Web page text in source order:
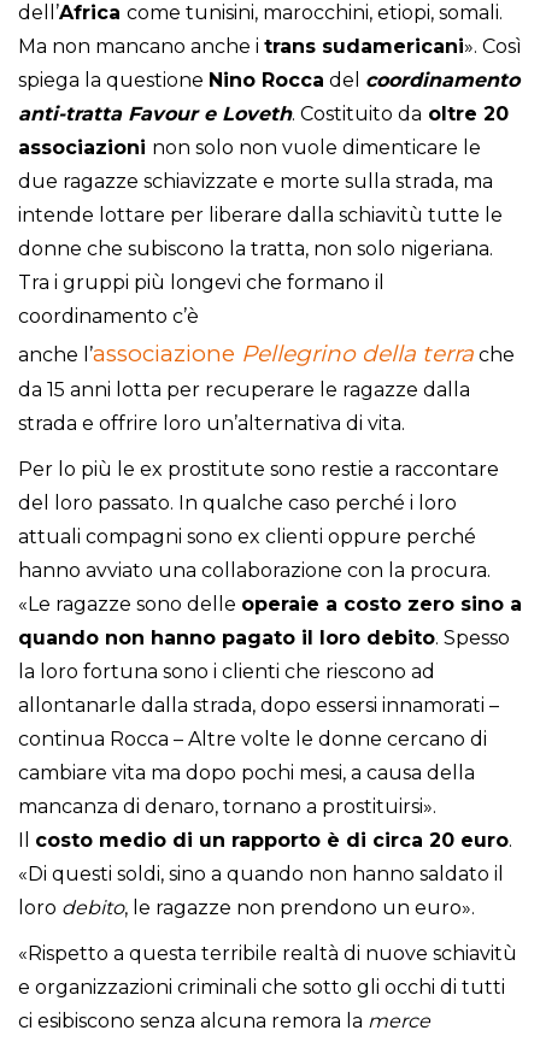
dell’Africa come tunisini, marocchini, etiopi, somali.
Ma non mancano anche i trans sudamericani». Così
spiega la questione Nino Rocca del coordinamento
anti-tratta Favour e Loveth. Costituito da oltre 20
associazioni non solo non vuole dimenticare le
due ragazze schiavizzate e morte sulla strada, ma
intende lottare per liberare dalla schiavitù tutte le
donne che subiscono la tratta, non solo nigeriana.
Tra i gruppi più longevi che formano il
coordinamento c’è
anche l’associazione Pellegrino della terra che
da 15 anni lotta per recuperare le ragazze dalla
strada e offrire loro un’alternativa di vita.
Per lo più le ex prostitute sono restie a raccontare
del loro passato. In qualche caso perché i loro
attuali compagni sono ex clienti oppure perché
hanno avviato una collaborazione con la procura.
«Le ragazze sono delle operaie a costo zero sino a
quando non hanno pagato il loro debito. Spesso
la loro fortuna sono i clienti che riescono ad
allontanarle dalla strada, dopo essersi innamorati –
continua Rocca – Altre volte le donne cercano di
cambiare vita ma dopo pochi mesi, a causa della
mancanza di denaro, tornano a prostituirsi».
Il costo medio di un rapporto è di circa 20 euro.
«Di questi soldi, sino a quando non hanno saldato il
loro debito, le ragazze non prendono un euro».
«Rispetto a questa terribile realtà di nuove schiavitù
e organizzazioni criminali che sotto gli occhi di tutti
ci esibiscono senza alcuna remora la merce